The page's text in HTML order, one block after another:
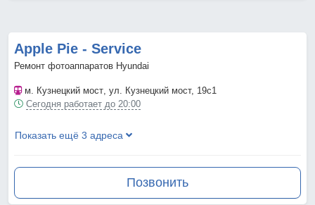
Apple Pie - Service
Ремонт фотоаппаратов Hyundai
м. Кузнецкий мост , ул. Кузнецкий мост, 19с1
Сегодня работает до 20:00
Показать ещё 3 адреса
Позвонить